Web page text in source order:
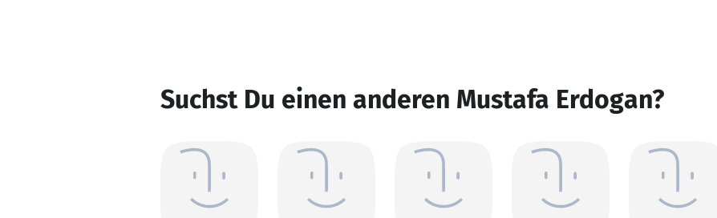
Suchst Du einen anderen Mustafa Erdogan?